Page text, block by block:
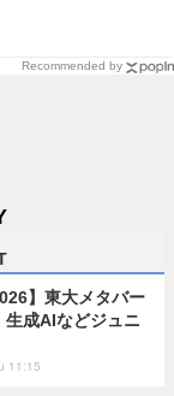
Recommended by
】東大メタバー
生成AIなどジュニ
11:15